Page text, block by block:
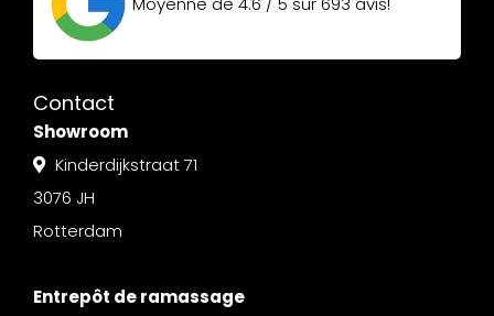
Contact
Showroom
Kinderdijkstraat 71
3076 JH
Rotterdam
Entrepôt de ramassage